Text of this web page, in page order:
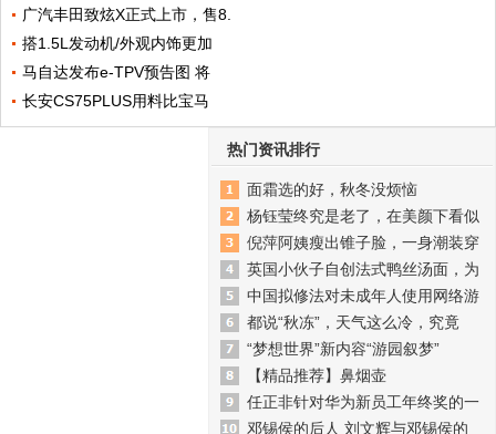
广汽丰田致炫X正式上市，售8.
搭1.5L发动机/外观内饰更加
马自达发布e-TPV预告图 将
长安CS75PLUS用料比宝马
热门资讯排行
面霜选的好，秋冬没烦恼
杨钰莹终究是老了，在美颜下看似
倪萍阿姨瘦出锥子脸，一身潮装穿
英国小伙子自创法式鸭丝汤面，为
中国拟修法对未成年人使用网络游
都说“秋冻”，天气这么冷，究竟
“梦想世界”新内容“游园叙梦”
【精品推荐】鼻烟壶
任正非针对华为新员工年终奖的一
邓锡侯的后人 刘文辉与邓锡侯的